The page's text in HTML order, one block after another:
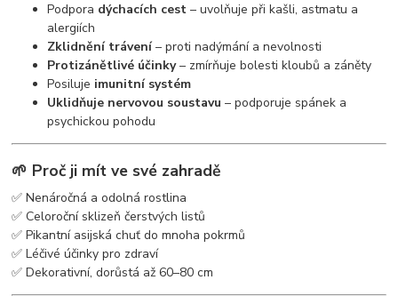
Podpora dýchacích cest – uvolňuje při kašli, astmatu a
alergiích
Zklidnění trávení– proti nadýmání a nevolnosti
Protizánětlivé účinky– zmírňuje bolesti kloubů a záněty
Posiluje imunitní systém
Uklidňuje nervovou soustavu – podporuje spánek a
psychickou pohodu
🌱 Proč ji mít ve své zahradě
✅ Nenáročná a odolná rostlina
✅ Celoroční sklizeň čerstvých listů
✅ Pikantní asijská chuť do mnoha pokrmů
✅ Léčivé účinky pro zdraví
✅ Dekorativní, dorůstá až 60–80 cm